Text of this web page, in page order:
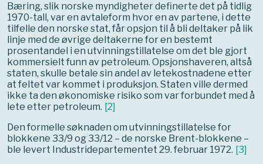
Bæring, slik norske myndigheter definerte det på tidlig
1970-tall, var en avtaleform hvor en av partene, i dette
tilfelle den norske stat, får opsjon til å bli deltaker på lik
linje med de øvrige deltakerne for en bestemt
prosentandel i en utvinningstillatelse om det ble gjort
kommersielt funn av petroleum. Opsjonshaveren, altså
staten, skulle betale sin andel av letekostnadene etter
at feltet var kommet i produksjon. Staten ville dermed
ikke ta den økonomiske risiko som var forbundet med å
lete etter petroleum. [2]
Den formelle søknaden om utvinningstillatelse for
blokkene 33/9 og 33/12 – de norske Brent-blokkene –
ble levert Industridepartementet 29. februar 1972. [3]